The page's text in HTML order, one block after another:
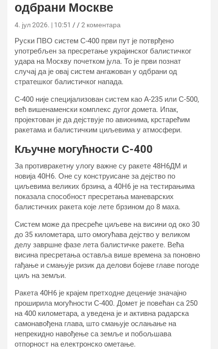
одбрани Москве
4. јул 2026. | 10:51 2 коментара
Руски ПВО систем С-400 први пут је потврђено
употребљен за пресретање украјинског балистичког
удара на Москву почетком јула. То је први познат
случај да је овај систем ангажован у одбрани од
стратешког балистичког напада.
С-400 није специјализован систем као А-235 или С-500,
већ вишенаменски комплекс дугог домета. Ипак,
пројектован је да дејствује по авионима, крстарећим
ракетама и балистичким циљевима у атмосфери.
Кључне могућности С-400
За противракетну улогу важне су ракете 48Н6ДМ и
новија 40Н6. Оне су конструисане за дејство по
циљевима великих брзина, а 40Н6 је на тестирањима
показала способност пресретања маневарских
балистичких ракета које лете брзином до 8 маха.
Систем може да пресреће циљеве на висини од око 30
до 35 километара, што омогућава дејство у великом
делу завршне фазе лета балистичке ракете. Већа
висина пресретања оставља више времена за поновно
гађање и смањује ризик да делови бојеве главе погоде
циљ на земљи.
Ракета 40Н6 је крајем претходне деценије значајно
проширила могућности С-400. Домет је повећан са 250
на 400 километара, а уведена је и активна радарска
самонавођена глава, што смањује ослањање на
непрекидно навођење са земље и побољшава
отпорност на електронско ометање.